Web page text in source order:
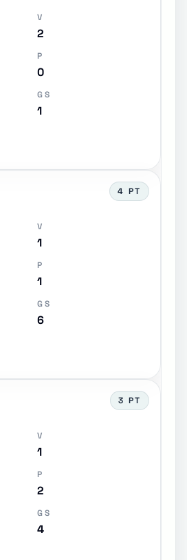
V
2
P
0
GS
1
4 PT
V
1
P
1
GS
6
3 PT
V
1
P
2
GS
4